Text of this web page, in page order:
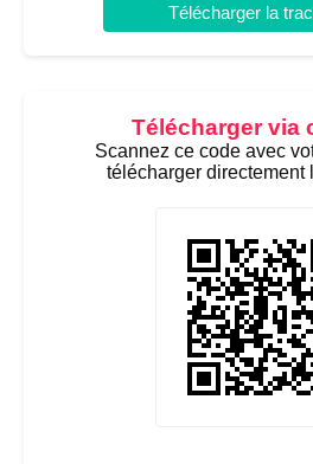
Télécharger la
Télécharger via
Scannez ce code avec
télécharger directement